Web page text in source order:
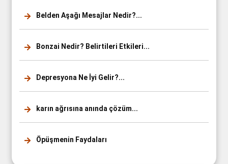
Belden Aşağı Mesajlar Nedir?...
Bonzai Nedir? Belirtileri Etkileri...
Depresyona Ne İyi Gelir?...
karın ağrısına anında çözüm...
Öpüşmenin Faydaları